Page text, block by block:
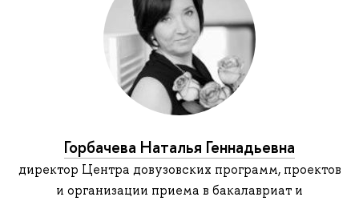
Горбачева Наталья Геннадьевна
директор Центра довузовских программ, проектов
и организации приема в бакалавриат и